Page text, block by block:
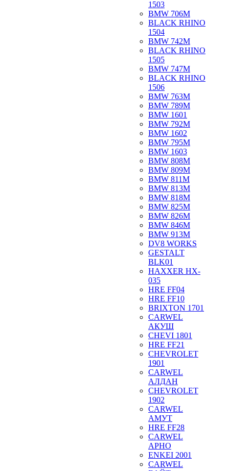
1503
BMW 706M
BLACK RHINO
1504
BMW 742M
BLACK RHINO
1505
BMW 747M
BLACK RHINO
1506
BMW 763M
BMW 789M
BMW 1601
BMW 792M
BMW 1602
BMW 795M
BMW 1603
BMW 808M
BMW 809M
BMW 811M
BMW 813M
BMW 818M
BMW 825M
BMW 826M
BMW 846M
BMW 913M
DV8 WORKS
GESTALT
BLK01
HAXXER HX-
035
HRE FF04
HRE FF10
BRIXTON 1701
CARWEL
АКУШ
CHEVI 1801
HRE FF21
CHEVROLET
1901
CARWEL
АЛДАН
CHEVROLET
1902
CARWEL
АМУТ
HRE FF28
CARWEL
АРНО
ENKEI 2001
CARWEL